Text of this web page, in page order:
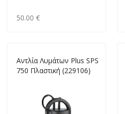
50.00 €
Αντλία Λυμάτων Plus SPS
750 Πλαστική (229106)